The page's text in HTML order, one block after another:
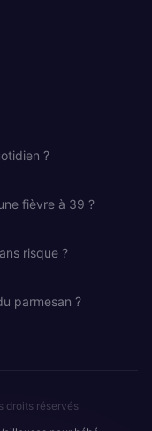
?
fièvre à 39 ?
risque ?
parmesan ?
droits réservés